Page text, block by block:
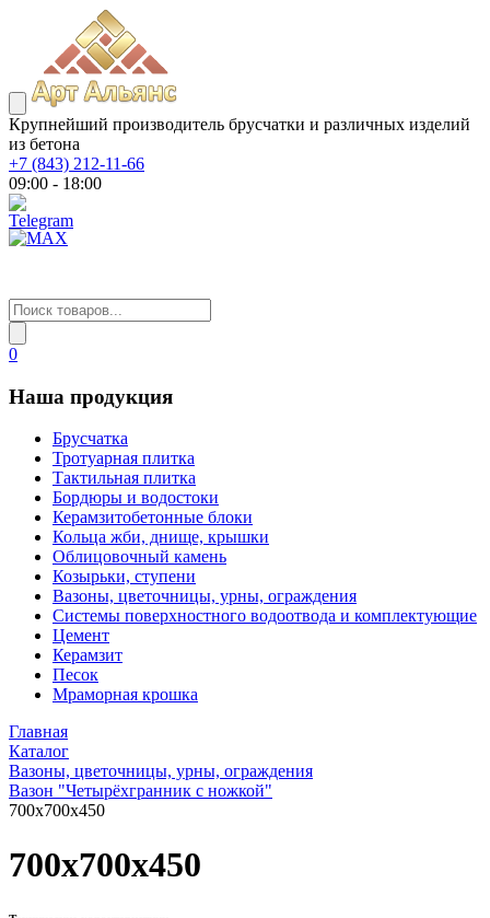
Крупнейший производитель брусчатки и различных изделий
из бетона
+7 (843) 212-11-66
09:00 - 18:00
0
Наша продукция
Брусчатка
Тротуарная плитка
Тактильная плитка
Бордюры и водостоки
Керамзитобетонные блоки
Кольца жби, днище, крышки
Облицовочный камень
Козырьки, ступени
Вазоны, цветочницы, урны, ограждения
Системы поверхностного водоотвода и комплектующие
Цемент
Керамзит
Песок
Мраморная крошка
Главная
Каталог
Вазоны, цветочницы, урны, ограждения
Вазон "Четырёхгранник с ножкой"
700x700x450
700x700x450